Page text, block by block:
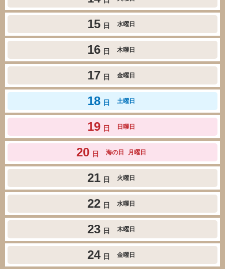
15 日 水曜日
16 日 木曜日
17 日 金曜日
18 日 土曜日
19 日 日曜日
20 日 海の日 月曜日
21 日 火曜日
22 日 水曜日
23 日 木曜日
24 日 金曜日